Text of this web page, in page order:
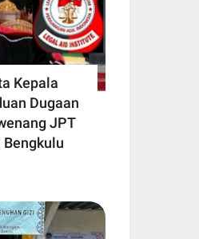
Kepala
Dugaan
JPT